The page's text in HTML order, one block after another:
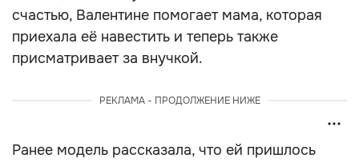
счастью, Валентине помогает мама, которая
приехала её навестить и теперь также
присматривает за внучкой.
РЕКЛАМА - ПРОДОЛЖЕНИЕ НИЖЕ
Ранее модель рассказала, что ей пришлось